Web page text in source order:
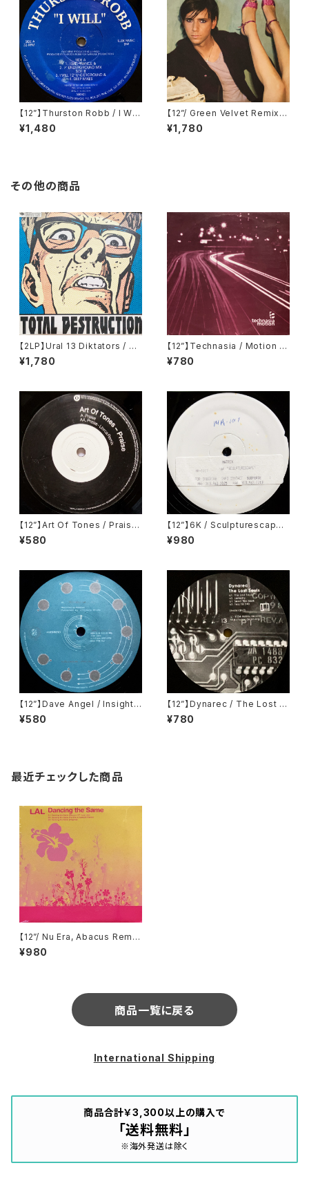
【12”】Thurston Robb / I Will
(Acacia Records) (AR021)
¥1,480
【12”/ Green Velvet Remix】
Tiga / Shoes (Different) (D
IFB 1216T)
¥1,780
その他の商品
【2LP】Ural 13 Diktators / To
tal Destruction (Forte Rec
ords) (FRT-07)
¥1,780
【12”】Technasia / Motion (T
echnasia) (ta02)
¥780
【12”】Art Of Tones / Praise
(20:20 Vision) (VIS142)
¥580
【12”】6K / Sculpturescape
E.P. (Matrix) (MR-1017)
¥980
【12”】Dave Angel / Insights
EP (Rotation Records) (rot
98013)
¥580
【12”】Dynarec / The Lost S
ouls (Delsin) (44 dsr/dnr2)
¥780
最近チェックした商品
【12”/ Nu Era, Abacus Remi
x】LAL / Dancing The Same
(Public Transit Recording
¥980
商品一覧に戻る
International Shipping
商品合計￥3,300以上の購入で
「送料無料」
※海外発送は除く